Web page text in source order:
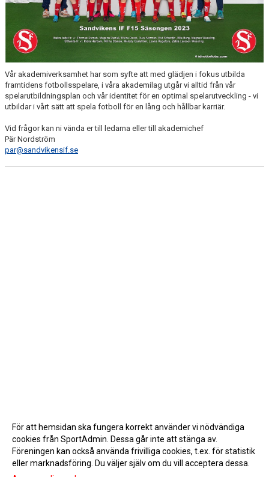
Vår akademiverksamhet har som syfte att med glädjen i fokus utbilda
framtidens fotbollsspelare, i våra akademilag utgår vi alltid från vår
spelarutbildningsplan och vår identitet för en optimal spelarutveckling - vi
utbildar i vårt sätt att spela fotboll för en lång och hållbar karriär.
Vid frågor kan ni vända er till ledarna eller till akademichef
Pär Nordström
par@sandvikensif.se
För att hemsidan ska fungera korrekt använder vi nödvändiga
cookies från SportAdmin. Dessa går inte att stänga av.
Föreningen kan också använda frivilliga cookies, t.ex. för statistik
eller marknadsföring. Du väljer själv om du vill acceptera dessa.